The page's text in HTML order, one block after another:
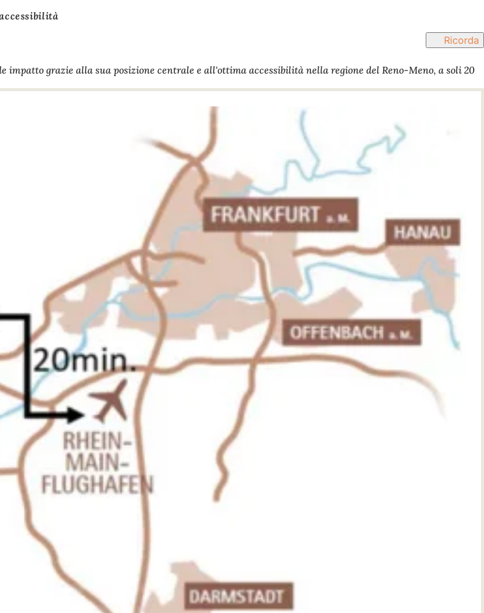
Ricorda
impatto grazie alla sua posizione centrale e all'ottima accessibilità nella regione del Reno-Meno, a soli 20